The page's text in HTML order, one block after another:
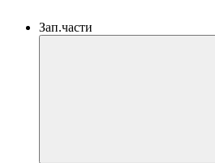
Зап.части